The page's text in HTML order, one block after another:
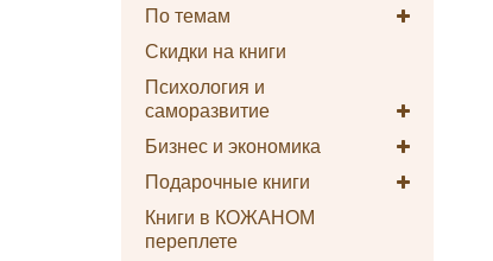
По темам
Скидки на книги
Психология и
саморазвитие
Бизнес и экономика
Подарочные книги
Книги в КОЖАНОМ
переплете